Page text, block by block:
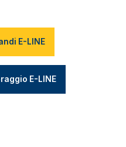
E-LINE
E-LINE